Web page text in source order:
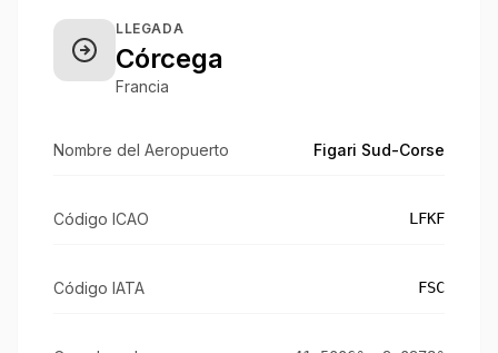
LLEGADA
Córcega
Francia
Nombre del Aeropuerto Figari Sud-Corse
Código ICAO LFKF
Código IATA FSC